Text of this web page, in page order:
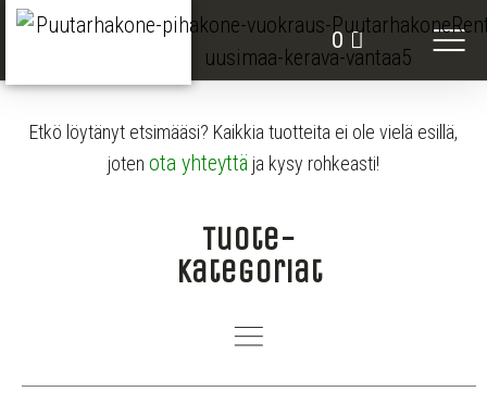
0
Etkö löytänyt etsimääsi? Kaikkia tuotteita ei ole vielä esillä,
joten ota yhteyttä ja kysy rohkeasti!
Tuote-
kategoriat